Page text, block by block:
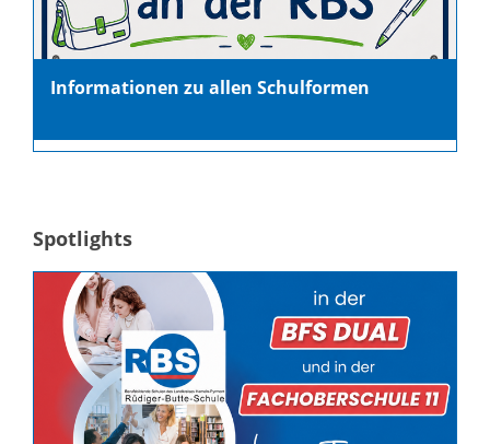
Informationen zu allen Schulformen
Spotlights